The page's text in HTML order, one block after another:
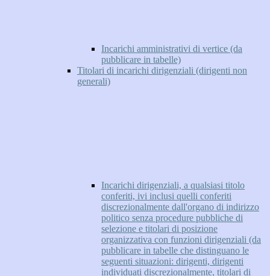
Incarichi amministrativi di vertice (da
pubblicare in tabelle)
Titolari di incarichi dirigenziali (dirigenti non
generali)
Incarichi dirigenziali, a qualsiasi titolo
conferiti, ivi inclusi quelli conferiti
discrezionalmente dall'organo di indirizzo
politico senza procedure pubbliche di
selezione e titolari di posizione
organizzativa con funzioni dirigenziali (da
pubblicare in tabelle che distinguano le
seguenti situazioni: dirigenti, dirigenti
individuati discrezionalmente, titolari di